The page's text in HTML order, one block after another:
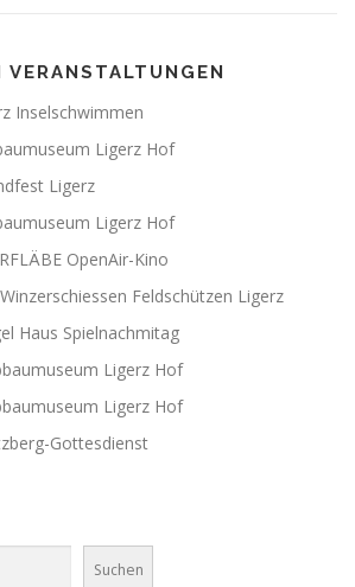
Inselschwimmen
Ligerz Hof
Ligerz
Ligerz Hof
OpenAir-Kino
Feldschützen Ligerz
Haus Spielnachmitag
Ligerz Hof
Ligerz Hof
Gottesdienst
Suchen